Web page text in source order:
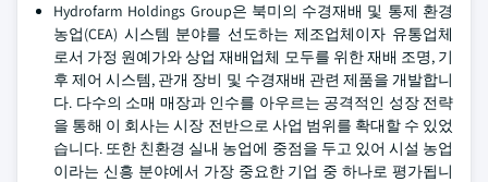
Hydrofarm Holdings Group은 북미의 수경재배 및 통제 환경
농업(CEA) 시스템 분야를 선도하는 제조업체이자 유통업체
로서 가정 원예가와 상업 재배업체 모두를 위한 재배 조명, 기
후 제어 시스템, 관개 장비 및 수경재배 관련 제품을 개발합니
다. 다수의 소매 매장과 인수를 아우르는 공격적인 성장 전략
을 통해 이 회사는 시장 전반으로 사업 범위를 확대할 수 있었
습니다. 또한 친환경 실내 농업에 중점을 두고 있어 시설 농업
이라는 신흥 분야에서 가장 중요한 기업 중 하나로 평가됩니